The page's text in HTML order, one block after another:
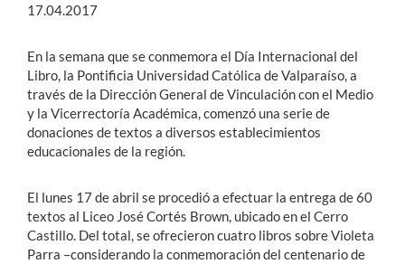
17.04.2017
En la semana que se conmemora el Día Internacional del
Libro, la Pontificia Universidad Católica de Valparaíso, a
través de la Dirección General de Vinculación con el Medio
y la Vicerrectoría Académica, comenzó una serie de
donaciones de textos a diversos establecimientos
educacionales de la región.
El lunes 17 de abril se procedió a efectuar la entrega de 60
textos al Liceo José Cortés Brown, ubicado en el Cerro
Castillo. Del total, se ofrecieron cuatro libros sobre Violeta
Parra –considerando la conmemoración del centenario de